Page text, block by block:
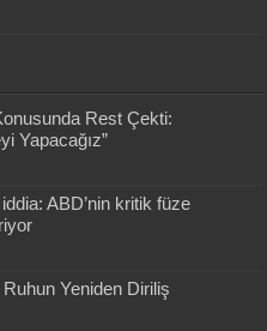
Rest Çekti:
Yapacağız”
iddia: ABD’nin kritik füze
Yeniden Diriliş